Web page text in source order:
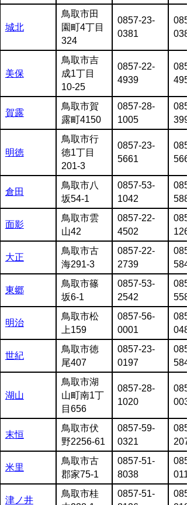
城北
鳥取市田
園町4丁目
324
0857-23-
0381
美保
鳥取市吉
成1丁目
10-25
0857-22-
4939
賀露
鳥取市賀
露町4150
0857-28-
1005
明徳
鳥取市行
徳1丁目
201-3
0857-23-
5661
倉田
鳥取市八
坂54-1
0857-53-
1042
面影
鳥取市雲
山42
0857-22-
4502
大正
鳥取市古
海291-3
0857-22-
2739
東郷
鳥取市篠
坂6-1
0857-53-
2542
明治
鳥取市松
上159
0857-56-
0001
世紀
鳥取市徳
尾407
0857-23-
0197
湖山
鳥取市湖
山町南1丁
目656
0857-28-
1020
末恒
鳥取市伏
野2256-61
0857-59-
0321
米里
鳥取市古
郡家75-1
0857-51-
8038
津ノ井
鳥取市桂
0857-51-